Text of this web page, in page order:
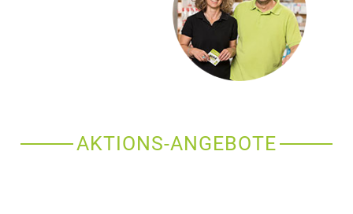
AKTIONS-ANGEBOTE